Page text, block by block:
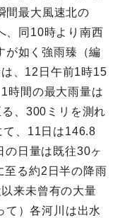
間最大風速北の
、同10時より南西
が如く強雨臻（編
、12日午前1時15
時間の最大雨量は
、300ミリを測れ
て、11日は146.8
の日量は既往30ヶ
至る約2日半の降雨
来未曾有の大量
て）各河川は出水